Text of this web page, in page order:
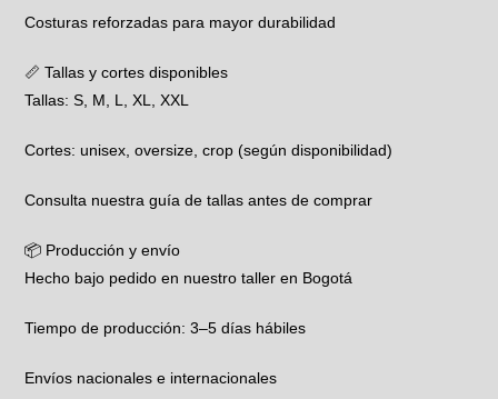
Costuras reforzadas para mayor durabilidad
📏 Tallas y cortes disponibles
Tallas: S, M, L, XL, XXL
Cortes: unisex, oversize, crop (según disponibilidad)
Consulta nuestra guía de tallas antes de comprar
📦 Producción y envío
Hecho bajo pedido en nuestro taller en Bogotá
Tiempo de producción: 3–5 días hábiles
Envíos nacionales e internacionales